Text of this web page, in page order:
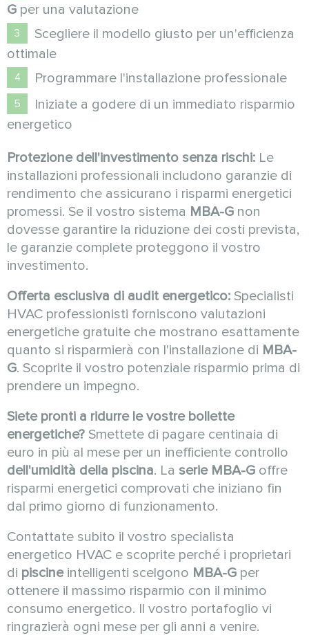
G per una valutazione
Scegliere il modello giusto per un'efficienza
ottimale
Programmare l'installazione professionale
Iniziate a godere di un immediato risparmio
energetico
Protezione dell'investimento senza rischi: Le
installazioni professionali includono garanzie di
rendimento che assicurano i risparmi energetici
promessi. Se il vostro sistema MBA-G non
dovesse garantire la riduzione dei costi prevista,
le garanzie complete proteggono il vostro
investimento.
Offerta esclusiva di audit energetico: Specialisti
HVAC professionisti forniscono valutazioni
energetiche gratuite che mostrano esattamente
quanto si risparmierà con l'installazione di MBA-
G. Scoprite il vostro potenziale risparmio prima di
prendere un impegno.
Siete pronti a ridurre le vostre bollette
energetiche? Smettete di pagare centinaia di
euro in più al mese per un inefficiente controllo
dell'umidità della piscina. La serie MBA-G offre
risparmi energetici comprovati che iniziano fin
dal primo giorno di funzionamento.
Contattate subito il vostro specialista
energetico HVAC e scoprite perché i proprietari
di piscineintelligenti scelgono MBA-G per
ottenere il massimo risparmio con il minimo
consumo energetico. Il vostro portafoglio vi
ringrazierà ogni mese per gli anni a venire.